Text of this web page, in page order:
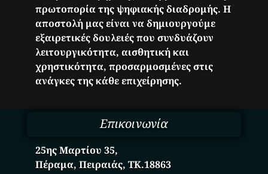
πρωτοπορία της ψηφιακής διαδρομής. Η
αποστολή μας είναι να δημιουργούμε
εξαιρετικές δουλειές που συνδυάζουν
λειτουργικότητα, αισθητική και
χρηστικότητα, προσαρμοσμένες στις
ανάγκες της κάθε επιχείρησης.
Επικοινωνία
25ης Μαρτίου 35,
Πέραμα, Πειραιάς, ΤΚ.18863